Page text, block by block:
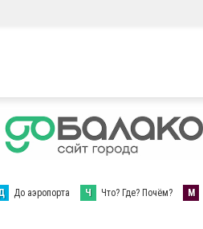
До аэропорта Ч Что? Где? Почём? М